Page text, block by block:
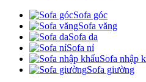
Sofa góc
Sofa văng
Sofa da
Sofa nỉ
Sofa nhập
Sofa giường